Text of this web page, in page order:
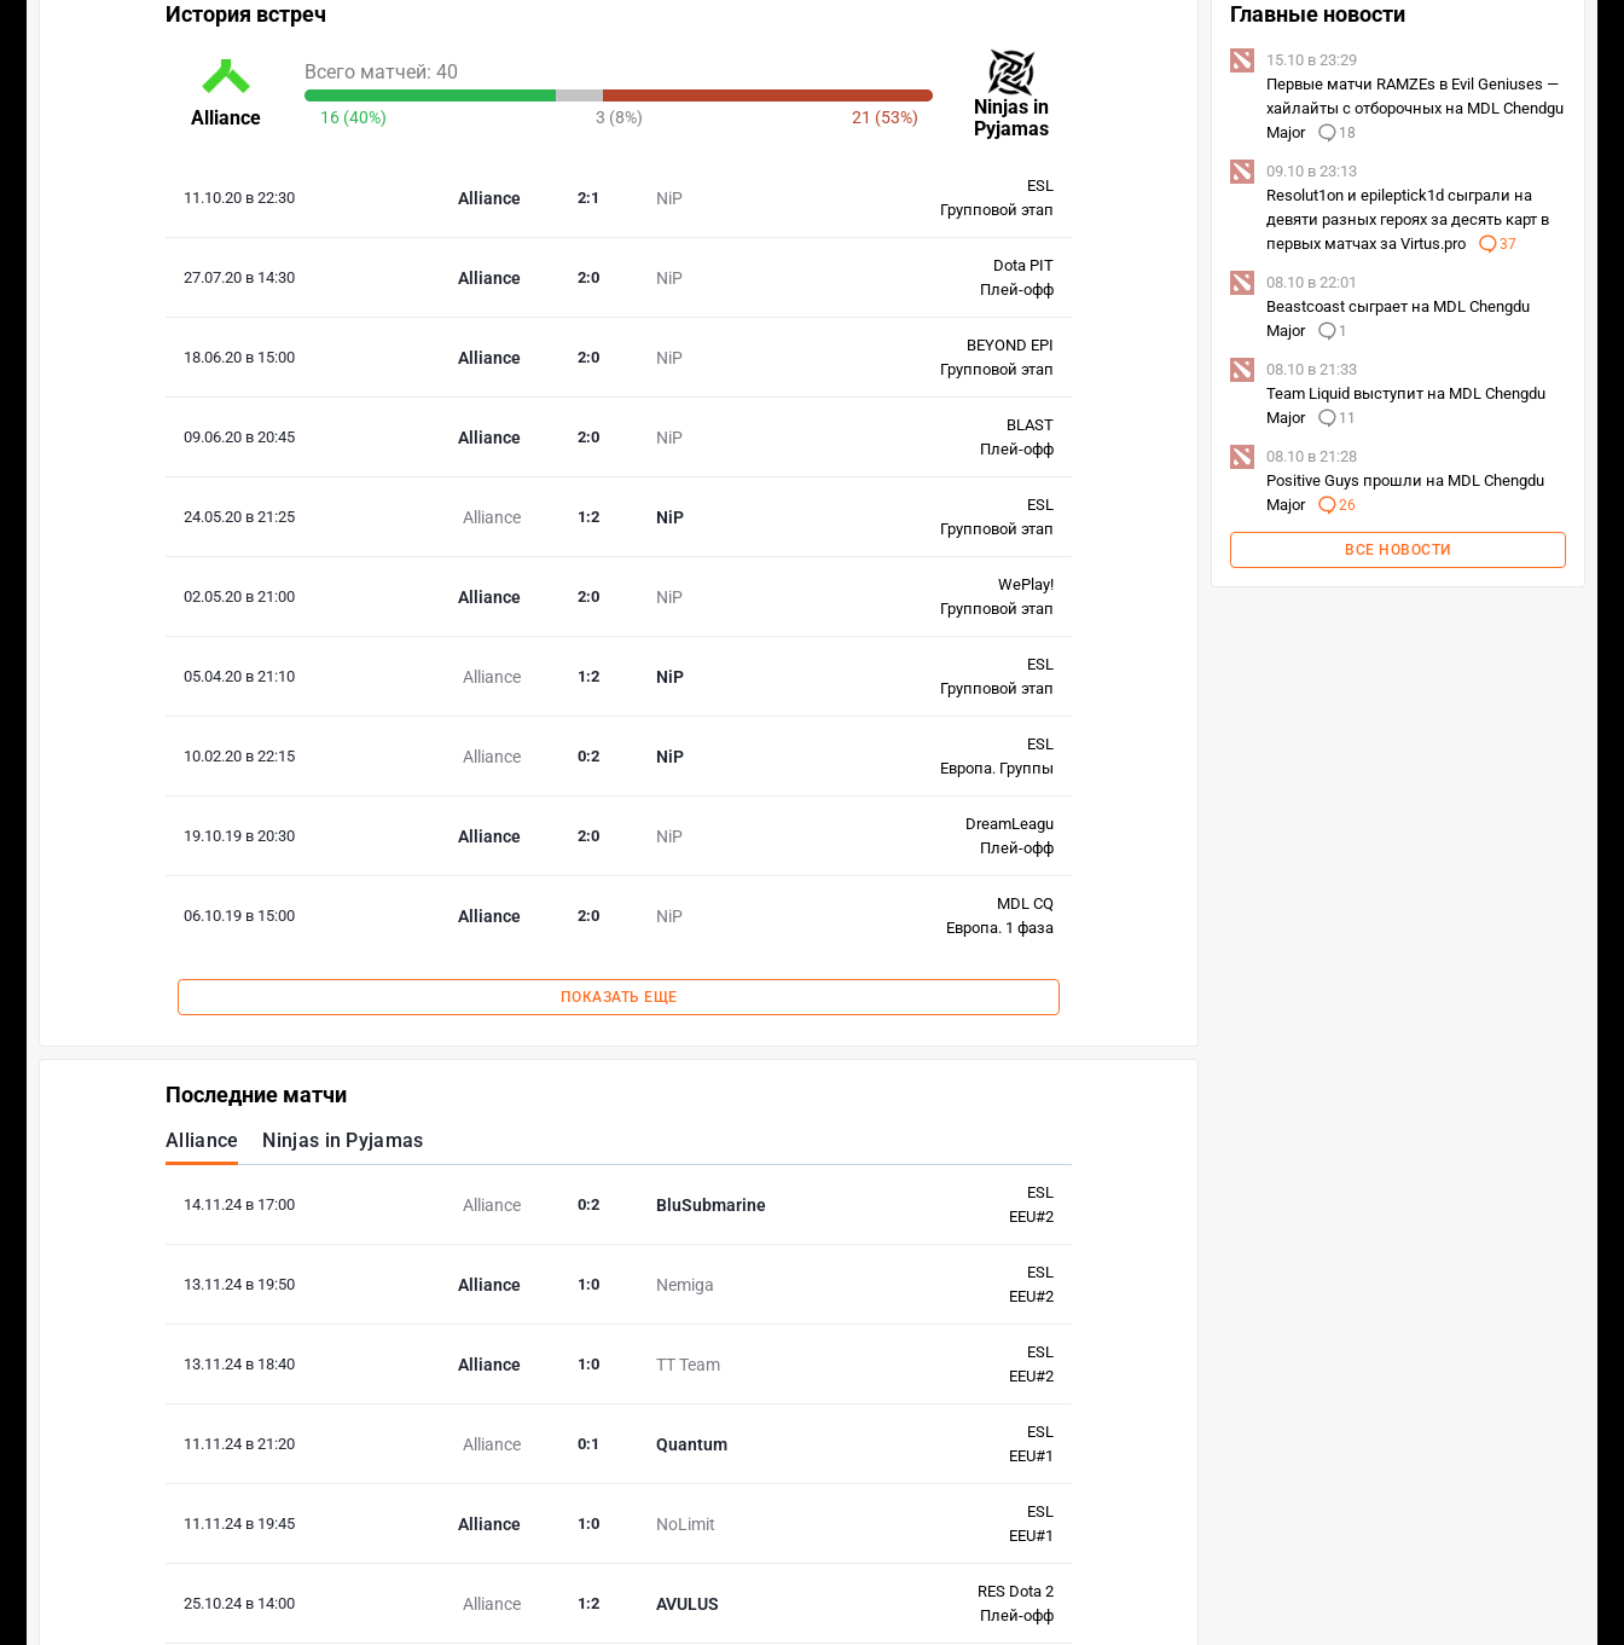
История встреч
Alliance
Ninjas in
Pyjamas
Всего матчей: 40
16 (40%) 3 (8%) 21 (53%)
11.10.20 в 22:30 Alliance NiP
2:1
ESL
Групповой этап
27.07.20 в 14:30 Alliance NiP
2:0
Dota PIT
Плей-офф
18.06.20 в 15:00 Alliance NiP
2:0
BEYOND EPI
Групповой этап
09.06.20 в 20:45 Alliance NiP
2:0
BLAST
Плей-офф
24.05.20 в 21:25 Alliance NiP
1 :2
ESL
Групповой этап
02.05.20 в 21:00 Alliance NiP
2:0
WePlay!
Групповой этап
05.04.20 в 21:10 Alliance NiP
1 :2
ESL
Групповой этап
10.02.20 в 22:15 Alliance NiP
0:2
ESL
Европа. Группы
19.10.19 в 20:30 Alliance NiP
2:0
DreamLeagu
Плей-офф
06.10.19 в 15:00 Alliance NiP
2:0
MDL CQ
Европа. 1 фаза
ПОКАЗАТЬ ЕЩЕ
Последние матчи
Alliance Ninjas in Pyjamas
14.11.24 в 17:00 Alliance BluSubmarine
0:2
ESL
EEU#2
13.11.24 в 19:50 Alliance Nemiga
1 :0
ESL
EEU#2
13.11.24 в 18:40 Alliance TT Team
1 :0
ESL
EEU#2
11.11.24 в 21:20 Alliance Quantum
0:1
ESL
EEU#1
11.11.24 в 19:45 Alliance NoLimit
1 :0
ESL
EEU#1
25.10.24 в 14:00 Alliance AVULUS
1 :2
RES Dota 2
Плей-офф
Главные новости
15.10 в 23:29
Первые матчи RAMZEs в Evil Geniuses —
хайлайты с отборочных на MDL Chendgu
Major
18
09.10 в 23:13
Resolut1on и epileptick1d сыграли на
девяти разных героях за десять карт в
первых матчах за Virtus.pro
37
08.10 в 22:01
Beastcoast сыграет на MDL Chengdu
Major
1
08.10 в 21:33
Team Liquid выступит на MDL Chengdu
Major
11
08.10 в 21:28
Positive Guys прошли на MDL Chengdu
Major
26
ВСЕ НОВОСТИ